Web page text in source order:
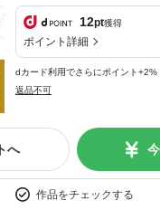
12pt獲得
ポイント詳細
dカード利用でさらにポイント+2%
返品不可
へ
作品をチェックする